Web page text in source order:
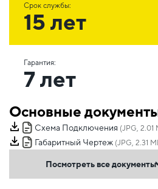
Срок службы:
15 лет
Гарантия:
7 лет
Основные
Схема Подключения (JPG, 2.01
Габаритный Чертеж (JPG, 2.31
Посмотреть все документы